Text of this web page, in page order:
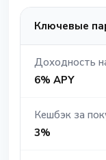
Ключевые
Доходность
6% APY
Кешбэк за
3%